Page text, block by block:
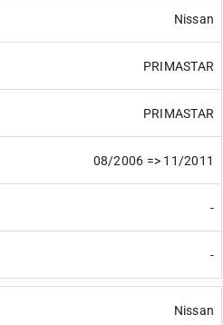
Nissan
PRIMASTAR
PRIMASTAR
08/2006 => 11/2011
-
-
Nissan